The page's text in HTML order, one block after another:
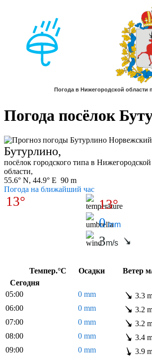
Погода посёлок
Бутурлино,
посёлок городского типа в Нижегородской
области,
55.6° N, 44.9° E 90 m
Погода на ближайший час
13°
13°
0mm
3m/s
Темпер.°C Осадки Ветер
Сегодня
05:00
0 mm 3.3
06:00
0 mm 3.2
07:00
0 mm 3.2
08:00
0 mm 3.4
09:00
0 mm 3.9